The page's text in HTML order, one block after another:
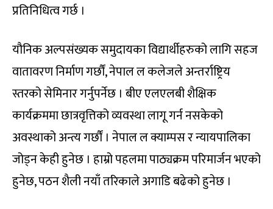
प्रतिनिधित्व गर्छ ।
यौनिक अल्पसंख्यक समुदायका विद्यार्थीहरुको लागि सहज
वातावरण निर्माण गर्छौं, नेपाल ल कलेजले अन्तर्राष्ट्रिय
स्तरको सेमिनार गर्नुपर्नेछ । बीए एलएलबी शैक्षिक
कार्यक्रममा छात्रवृत्तिको व्यवस्था लागू गर्न नसकेको
अवस्थाको अन्त्य गर्छौं । नेपाल ल क्याम्पस र न्यायपालिका
जोड्न केही हुनेछ । हाम्रो पहलमा पाठ्यक्रम परिमार्जन भएको
हुनेछ, पठन शैली नयाँ तरिकाले अगाडि बढेको हुनेछ ।